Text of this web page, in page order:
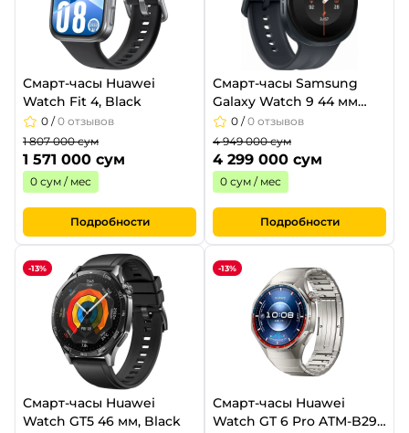
Смарт-часы Huawei
Watch Fit 4, Black
0 /0 отзывов
1 807 000 сум
1 571 000 сум
0 сум / мес
Подробности
Смарт-часы Samsung
Galaxy Watch 9 44 мм
Graphite
0 /0 отзывов
4 949 000 сум
4 299 000 сум
0 сум / мес
Подробности
-13%
Смарт-часы Huawei
Watch GT5 46 мм, Black
-13%
Смарт-часы Huawei
Watch GT 6 Pro ATM-B29